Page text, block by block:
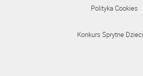
Polityka Cookies
Konkurs Sprytne